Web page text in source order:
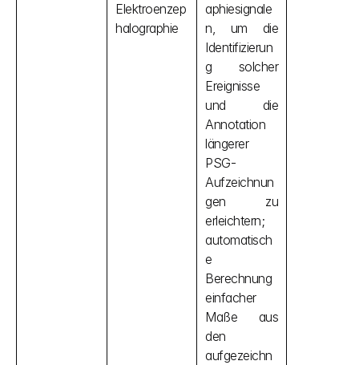
Elektroenzep
halographie
aphiesignale
n, um die
Identifizierun
g solcher
Ereignisse
und die
Annotation
längerer
PSG-
Aufzeichnun
gen zu
erleichtern;
automatisch
e
Berechnung
einfacher
Maße aus
den
aufgezeichn